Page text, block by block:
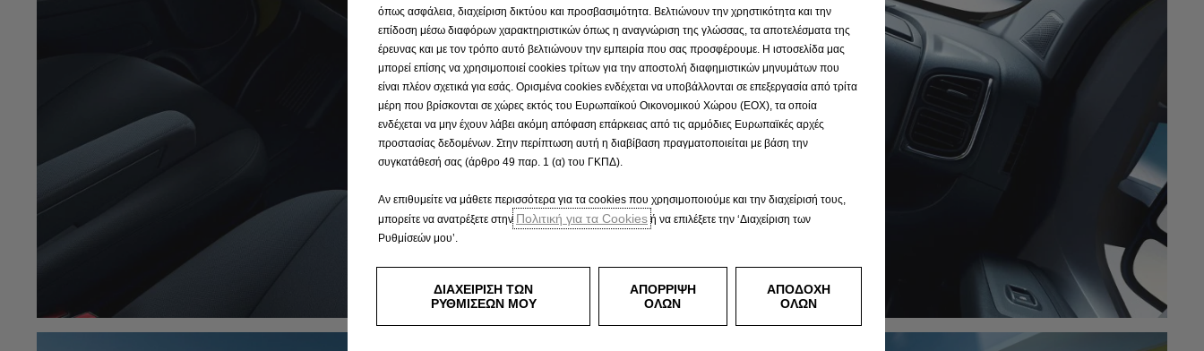
όπως ασφάλεια, διαχείριση δικτύου και προσβασιμότητα. Βελτιώνουν την χρηστικότητα και την
επίδοση μέσω διαφόρων χαρακτηριστικών όπως η αναγνώριση της γλώσσας, τα αποτελέσματα της
έρευνας και με τον τρόπο αυτό βελτιώνουν την εμπειρία που σας προσφέρουμε. Η ιστοσελίδα μας
μπορεί επίσης να χρησιμοποιεί cookies τρίτων για την αποστολή διαφημιστικών μηνυμάτων που
είναι πλέον σχετικά για εσάς. Ορισμένα cookies ενδέχεται να υποβάλλονται σε επεξεργασία από τρίτα
μέρη που βρίσκονται σε χώρες εκτός του Ευρωπαϊκού Οικονομικού Χώρου (ΕΟΧ), τα οποία
ενδέχεται να μην έχουν λάβει ακόμη απόφαση επάρκειας από τις αρμόδιες Ευρωπαϊκές αρχές
προστασίας δεδομένων. Στην περίπτωση αυτή η διαβίβαση πραγματοποιείται με βάση την
συγκατάθεσή σας (άρθρο 49 παρ. 1 (α) του ΓΚΠΔ).
Αν επιθυμείτε να μάθετε περισσότερα για τα cookies που χρησιμοποιούμε και την διαχείρισή τους,
μπορείτε να ανατρέξετε στην Πολιτική για τα Cookies ή να επιλέξετε την ‘Διαχείριση των
Ρυθμίσεών μου’.
ΔΙΑΧΕΙΡΙΣΗ ΤΩΝ
ΡΥΘΜΙΣΕΩΝ ΜΟΥ
ΑΠΟΔΟΧΗ
ΟΛΩΝ
ΑΠΟΡΡΙΨΗ
ΟΛΩΝ